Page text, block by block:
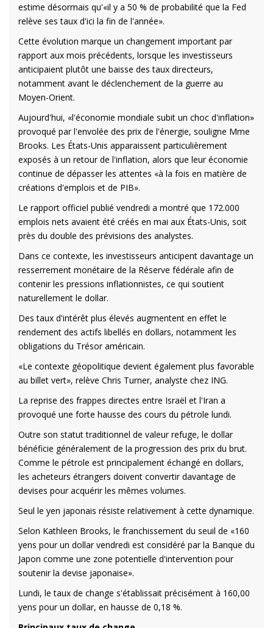
estime désormais qu'«il y a 50 % de probabilité que la Fed
relève ses taux d'ici la fin de l'année».
Cette évolution marque un changement important par
rapport aux mois précédents, lorsque les investisseurs
anticipaient plutôt une baisse des taux directeurs,
notamment avant le déclenchement de la guerre au
Moyen-Orient.
Aujourd'hui, «l'économie mondiale subit un choc d'inflation»
provoqué par l'envolée des prix de l'énergie, souligne Mme
Brooks. Les États-Unis apparaissent particulièrement
exposés à un retour de l'inflation, alors que leur économie
continue de dépasser les attentes «à la fois en matière de
créations d'emplois et de PIB».
Le rapport officiel publié vendredi a montré que 172.000
emplois nets avaient été créés en mai aux États-Unis, soit
près du double des prévisions des analystes.
Dans ce contexte, les investisseurs anticipent davantage un
resserrement monétaire de la Réserve fédérale afin de
contenir les pressions inflationnistes, ce qui soutient
naturellement le dollar.
Des taux d'intérêt plus élevés augmentent en effet le
rendement des actifs libellés en dollars, notamment les
obligations du Trésor américain.
«Le contexte géopolitique devient également plus favorable
au billet vert», relève Chris Turner, analyste chez ING.
La reprise des frappes directes entre Israël et l'Iran a
provoqué une forte hausse des cours du pétrole lundi.
Outre son statut traditionnel de valeur refuge, le dollar
bénéficie généralement de la progression des prix du brut.
Comme le pétrole est principalement échangé en dollars,
les acheteurs étrangers doivent convertir davantage de
devises pour acquérir les mêmes volumes.
Seul le yen japonais résiste relativement à cette dynamique.
Selon Kathleen Brooks, le franchissement du seuil de «160
yens pour un dollar vendredi est considéré par la Banque du
Japon comme une zone potentielle d'intervention pour
soutenir la devise japonaise».
Lundi, le taux de change s'établissait précisément à 160,00
yens pour un dollar, en hausse de 0,18 %.